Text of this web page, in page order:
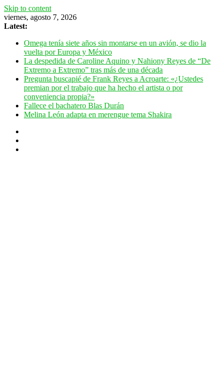
Skip to content
viernes, agosto 7, 2026
Latest:
Omega tenía siete años sin montarse en un avión, se dio la
vuelta por Europa y México
La despedida de Caroline Aquino y Nahiony Reyes de “De
Extremo a Extremo” tras más de una década
Pregunta buscapié de Frank Reyes a Acroarte: «¿Ustedes
premian por el trabajo que ha hecho el artista o por
conveniencia propia?»
Fallece el bachatero Blas Durán
Melina León adapta en merengue tema Shakira